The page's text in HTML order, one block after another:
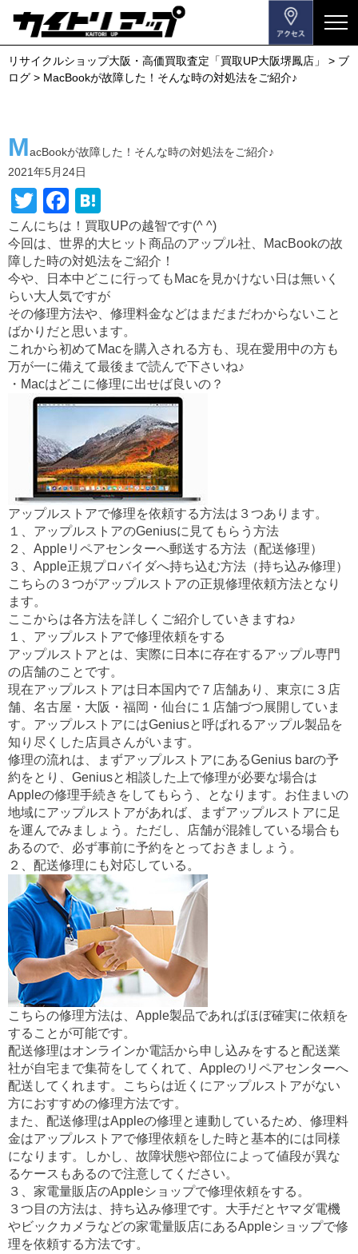
メ
ニ
ュ
リサイクルショップ大阪・高価買取査定「買取UP大阪堺鳳店」 > ブ
ログ > MacBookが故障した！そんな時の対処法をご紹介♪
MacBookが故障した！そんな時の対処法をご紹介♪
2021年5月24日
T
wi
tt
er
F
a
c
e
b
o
o
k
at
e
n
a
こんにちは！買取UPの越智です(^ ^)
今回は、世界的大ヒット商品のアップル社、MacBookの故
障した時の対処法をご紹介！
今や、日本中どこに行ってもMacを見かけない日は無いく
らい大人気ですが
その修理方法や、修理料金などはまだまだわからないこと
ばかりだと思います。
これから初めてMacを購入される方も、現在愛用中の方も
万が一に備えて最後まで読んで下さいね♪
・Macはどこに修理に出せば良いの？
アップルストアで修理を依頼する方法は３つあります。
１、アップルストアのGeniusに見てもらう方法
２、Appleリペアセンターへ郵送する方法（配送修理）
３、Apple正規プロバイダへ持ち込む方法（持ち込み修理）
こちらの３つがアップルストアの正規修理依頼方法となり
ます。
ここからは各方法を詳しくご紹介していきますね♪
１、アップルストアで修理依頼をする
アップルストアとは、実際に日本に存在するアップル専門
の店舗のことです。
現在アップルストアは日本国内で７店舗あり、東京に３店
舗、名古屋・大阪・福岡・仙台に１店舗づつ展開していま
す。アップルストアにはGeniusと呼ばれるアップル製品を
知り尽くした店員さんがいます。
修理の流れは、まずアップルストアにあるGenius barの予
約をとり、Geniusと相談した上で修理が必要な場合は
Appleの修理手続きをしてもらう、となります。お住まいの
地域にアップルストアがあれば、まずアップルストアに足
を運んでみましょう。ただし、店舗が混雑している場合も
あるので、必ず事前に予約をとっておきましょう。
２、配送修理にも対応している。
こちらの修理方法は、Apple製品であればほぼ確実に依頼を
することが可能です。
配送修理はオンラインか電話から申し込みをすると配送業
社が自宅まで集荷をしてくれて、Appleのリペアセンターへ
配送してくれます。こちらは近くにアップルストアがない
方におすすめの修理方法です。
また、配送修理はAppleの修理と連動しているため、修理料
金はアップルストアで修理依頼をした時と基本的には同様
になります。しかし、故障状態や部位によって値段が異な
るケースもあるので注意してください。
３、家電量販店のAppleショップで修理依頼をする。
３つ目の方法は、持ち込み修理です。大手だとヤマダ電機
やビックカメラなどの家電量販店にあるAppleショップで修
理を依頼する方法です。